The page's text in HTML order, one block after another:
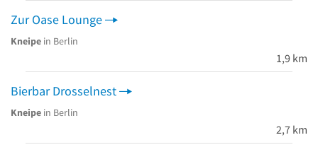
Zur Oase Lounge
Kneipe in Berlin
1,9 km
Bierbar Drosselnest
Kneipe in Berlin
2,7 km